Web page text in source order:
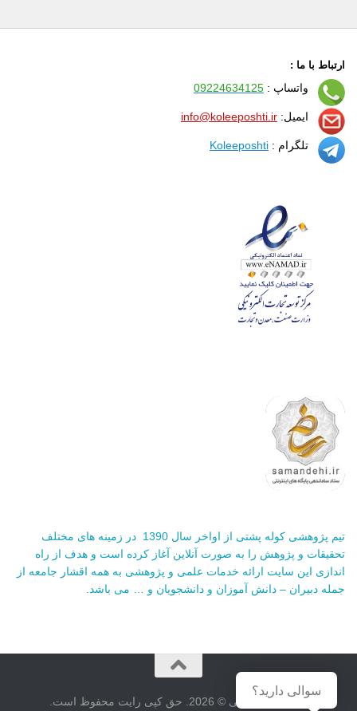
ارتباط با ما :
واتساپ : 09224634125
ایمیل: info@koleeposhti.ir
تلگرام : Koleeposhti
تیم پژوهشی کوله پشتی از اواخر سال 1390 در زمینه های مختلف
تحقیقات و پژوهش را به صورت آنلاین آغاز کرده است و هدف از راه
اندازی این سایت ارائه خدمات علمی و پژوهشی به همه اقشار جامعه از
جمله دبیران – دانش آموزان و دانشجویان و … می باشد.
سایت کوله پشتی © 2026. حق کپی رایت محفوظ است.
سوالی دارید؟